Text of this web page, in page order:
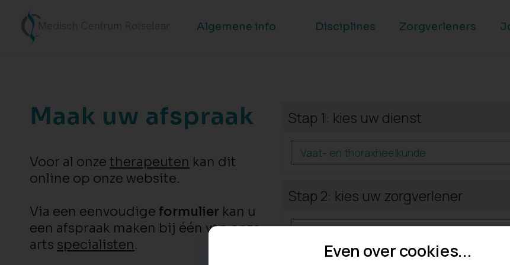
Algemene info Disciplines Zorgverleners
Maak uw afspraak
Voor al onze therapeuten kan dit
online op onze website.
Via een eenvoudige formulier kan u
een afspraak maken bij één van onze
arts specialisten.
Stap 1: kies uw dienst
Vaat- en thoraxheelkunde
Stap 2: kies uw zorgverlener
Nick Smet
Even over cookies...